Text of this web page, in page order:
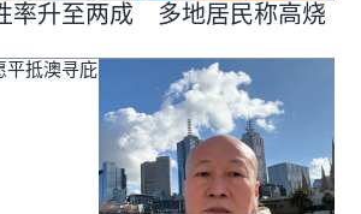
率升至两成 多地居民称高烧
平抵澳寻庇